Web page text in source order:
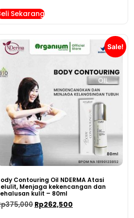
Sekarang
Sale!
Contouring Oil NDERMA Atasi
Menjaga kekencangan dan
kulit – 80ml
375,000 Rp262,500